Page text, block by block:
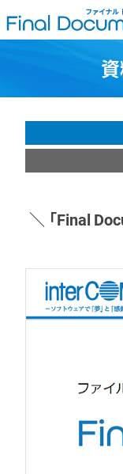
＼ 「Final